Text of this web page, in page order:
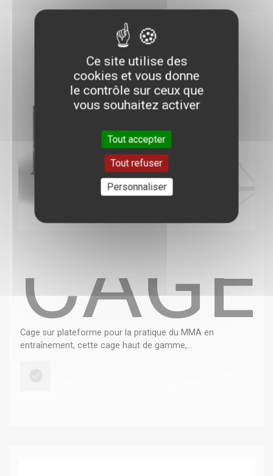
Cage sur plateforme pour la pratique du MMA en
entraînement, cette cage haut de gamme,...
Ce site utilise des
cookies et vous donne
le contrôle sur ceux que
vous souhaitez activer
Tout accepter
Tout refuser
Personnaliser